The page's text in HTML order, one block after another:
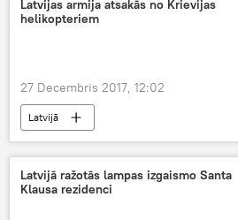
Latvijas armija atsakās no Krievijas
helikopteriem
27 Decembris 2017, 12:02
Latvijā
Latvijā ražotās lampas izgaismo Santa
Klausa rezidenci